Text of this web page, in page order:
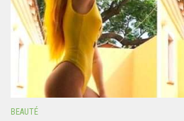
BEAUTÉ